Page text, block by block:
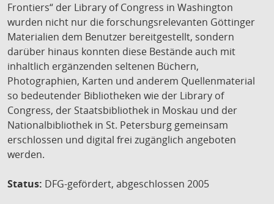
Frontiers“ der Library of Congress in Washington
wurden nicht nur die forschungsrelevanten Göttinger
Materialien dem Benutzer bereitgestellt, sondern
darüber hinaus konnten diese Bestände auch mit
inhaltlich ergänzenden seltenen Büchern,
Photographien, Karten und anderem Quellenmaterial
so bedeutender Bibliotheken wie der Library of
Congress, der Staatsbibliothek in Moskau und der
Nationalbibliothek in St. Petersburg gemeinsam
erschlossen und digital frei zugänglich angeboten
werden.
Status: DFG-gefördert, abgeschlossen 2005